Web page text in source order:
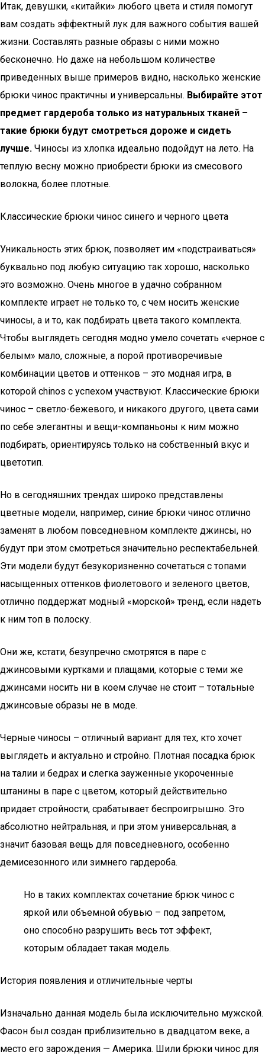
Итак, девушки, «китайки» любого цвета и стиля помогут
вам создать эффектный лук для важного события вашей
жизни. Составлять разные образы с ними можно
бесконечно. Но даже на небольшом количестве
приведенных выше примеров видно, насколько женские
брюки чинос практичны и универсальны. Выбирайте этот
предмет гардероба только из натуральных тканей –
такие брюки будут смотреться дороже и сидеть
лучше. Чиносы из хлопка идеально подойдут на лето. На
теплую весну можно приобрести брюки из смесового
волокна, более плотные.
Классические брюки чинос синего и черного цвета
Уникальность этих брюк, позволяет им «подстраиваться»
буквально под любую ситуацию так хорошо, насколько
это возможно. Очень многое в удачно собранном
комплекте играет не только то, с чем носить женские
чиносы, а и то, как подбирать цвета такого комплекта.
Чтобы выглядеть сегодня модно умело сочетать «черное с
белым» мало, сложные, а порой противоречивые
комбинации цветов и оттенков – это модная игра, в
которой сhinos с успехом участвуют. Классические брюки
чинос – светло-бежевого, и никакого другого, цвета сами
по себе элегантны и вещи-компаньоны к ним можно
подбирать, ориентируясь только на собственный вкус и
цветотип.
Но в сегодняшних трендах широко представлены
цветные модели, например, синие брюки чинос отлично
заменят в любом повседневном комплекте джинсы, но
будут при этом смотреться значительно респектабельней.
Эти модели будут безукоризненно сочетаться с топами
насыщенных оттенков фиолетового и зеленого цветов,
отлично поддержат модный «морской» тренд, если надеть
к ним топ в полоску.
Они же, кстати, безупречно смотрятся в паре с
джинсовыми куртками и плащами, которые с теми же
джинсами носить ни в коем случае не стоит – тотальные
джинсовые образы не в моде.
Черные чиносы – отличный вариант для тех, кто хочет
выглядеть и актуально и стройно. Плотная посадка брюк
на талии и бедрах и слегка зауженные укороченные
штанины в паре с цветом, который действительно
придает стройности, срабатывает беспроигрышно. Это
абсолютно нейтральная, и при этом универсальная, а
значит базовая вещь для повседневного, особенно
демисезонного или зимнего гардероба.
Но в таких комплектах сочетание брюк чинос с
яркой или объемной обувью – под запретом,
оно способно разрушить весь тот эффект,
которым обладает такая модель.
История появления и отличительные черты
Изначально данная модель была исключительно мужской.
Фасон был создан приблизительно в двадцатом веке, а
место его зарождения — Америка. Шили брюки чинос для